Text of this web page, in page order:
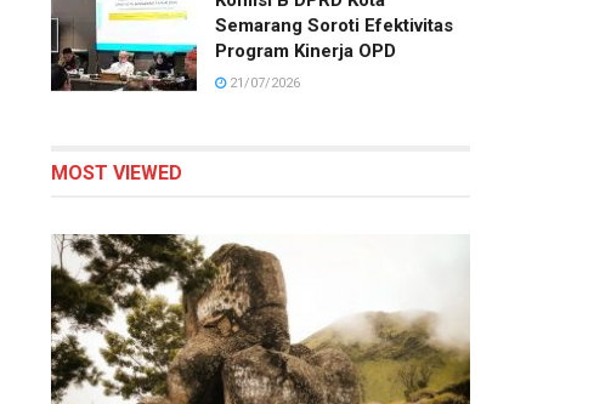
Semarang Soroti Efektivitas
Program Kinerja OPD
21/07/2026
MOST VIEWED